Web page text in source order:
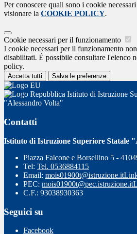
Per conoscere quali sono i cookie
visionare la COOKIE POLICY.
Cookie necessari per il funzionamento
I cookie necessari per il funzionamento
disabilitati. È possibile consultare l'elenco
policy.
Accetta tutti Salva le preferenze
Istituto di Istruzione
"Alessandro Volta"
Contatti
Istituto di Istruzione Superiore Statale
Piazza Falcone e Borsellino 5 -
Tel: Tel. 0536884115
Email: mois01900t@istruzione.it
PEC: mois01900t@pec.istruzione.it
C.F.: 93038930363
Seguici su
Facebook